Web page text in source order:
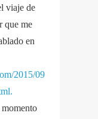
viaje de
que me
en
2015/09